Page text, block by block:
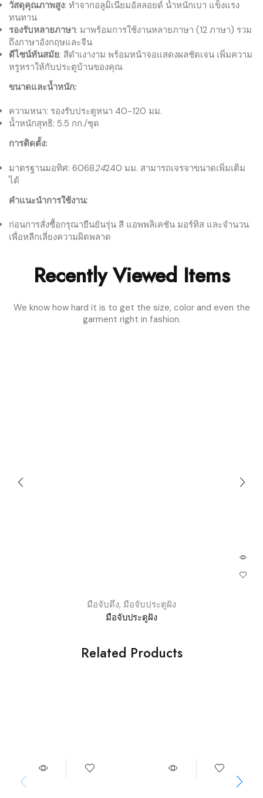
วัสดุคุณภาพสูง: ทำจากอลูมิเนียมอัลลอยด์ น้ำหนักเบา แข็งแรง
ทนทาน
รองรับหลายภาษา: มาพร้อมการใช้งานหลายภาษา (12 ภาษา) รวม
ถึงภาษาอังกฤษและจีน
ดีไซน์ทันสมัย: สีดำเงางาม พร้อมหน้าจอแสดงผลชัดเจน เพิ่มความ
หรูหราให้กับประตูบ้านของคุณ
ขนาดและน้ำหนัก:
ความหนา: รองรับประตูหนา 40-120 มม.
น้ำหนักสุทธิ: 5.5 กก./ชุด
การติดตั้ง:
มาตรฐานมอทิศ: 606824240 มม. สามารถเจรจาขนาดเพิ่มเติม
ได้
คำแนะนำการใช้งาน:
ก่อนการสั่งซื้อกรุณายืนยันรุ่น สี แอพพลิเคชัน มอร์ทิส และจำนวน
เพื่อหลีกเลี่ยงความผิดพลาด
Recently Viewed Items
We know how hard it is to get the size, color and even the
garment right in fashion.
มือจับดึง, มือจับประตูฝัง
มือจับประตูฝัง
Related Products